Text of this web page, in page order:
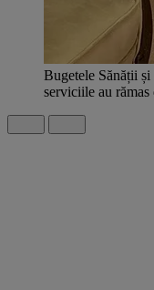
Bugetele Sănății
serviciile au rămas